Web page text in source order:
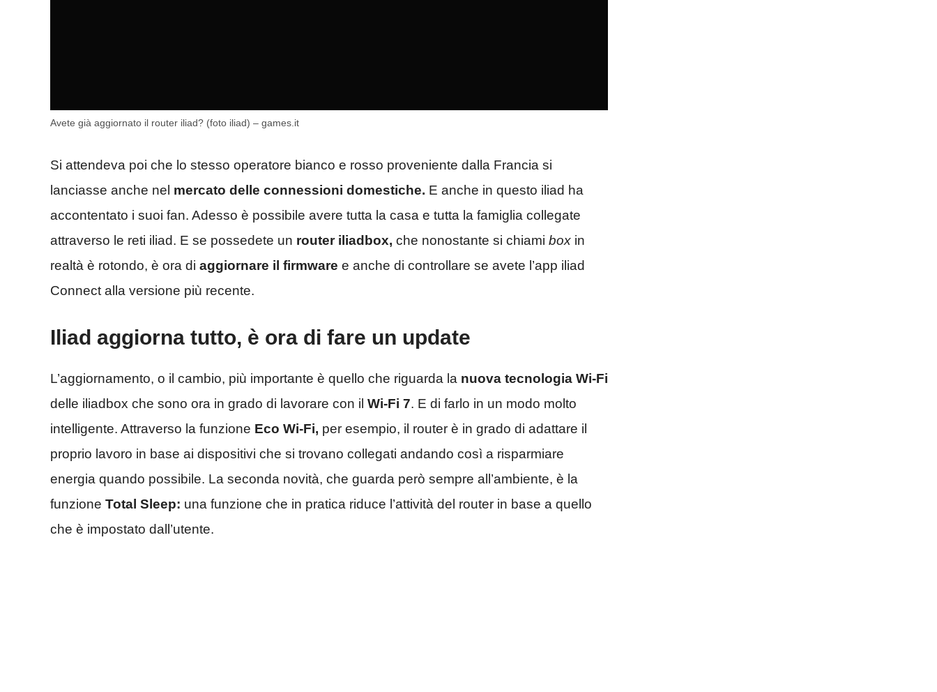
Avete già aggiornato il router iliad? (foto iliad) – games.it
Si attendeva poi che lo stesso operatore bianco e rosso proveniente dalla Francia si
lanciasse anche nel mercato delle connessioni domestiche. E anche in questo iliad ha
accontentato i suoi fan. Adesso è possibile avere tutta la casa e tutta la famiglia collegate
attraverso le reti iliad. E se possedete un router iliadbox, che nonostante si chiami box in
realtà è rotondo, è ora di aggiornare il firmware e anche di controllare se avete l’app iliad
Connect alla versione più recente.
Iliad aggiorna tutto, è ora di fare un update
L’aggiornamento, o il cambio, più importante è quello che riguarda la nuova tecnologia Wi-Fi
delle iliadbox che sono ora in grado di lavorare con il Wi-Fi 7. E di farlo in un modo molto
intelligente. Attraverso la funzione Eco Wi-Fi, per esempio, il router è in grado di adattare il
proprio lavoro in base ai dispositivi che si trovano collegati andando così a risparmiare
energia quando possibile. La seconda novità, che guarda però sempre all’ambiente, è la
funzione Total Sleep: una funzione che in pratica riduce l’attività del router in base a quello
che è impostato dall’utente.